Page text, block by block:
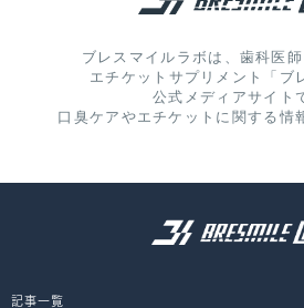
ブレスマイルラボは、歯科医
エチケットサプリメント「ブ
公式メディアサイト
口臭ケアやエチケットに関する情
記事一覧